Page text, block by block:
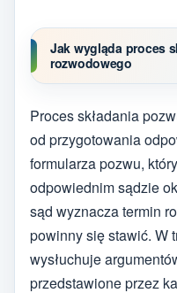
Jak wygląda proces
rozwodowego
Proces składania
od przygotowania
formularza pozwu,
odpowiednim sądzie
sąd wyznacza termin
powinny się stawić. W
wysłuchuje
przedstawione przez